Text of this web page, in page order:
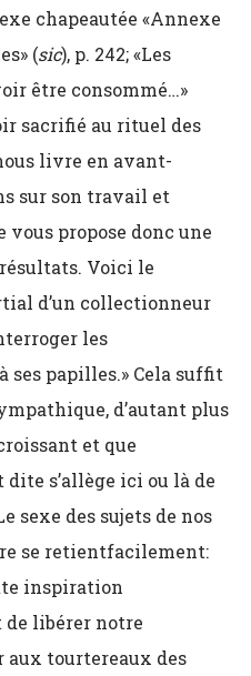
chapeautée «Annexe
(sic), p. 242; «Les
être consommé…»
sacrifié au rituel des
livre en avant-
sur son travail et
vous propose donc une
Voici le
d’un collectionneur
les
ses papilles.» Cela suffit
d’autant plus
et que
s’allège ici ou là de
sexe des sujets de nos
se retientfacilement:
inspiration
libérer notre
aux tourtereaux des